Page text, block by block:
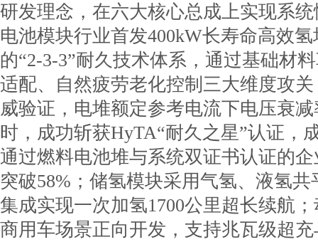
研发理念，在六大核心总成上实现系
电池模块行业首发400kW长寿命高效
的“2-3-3”耐久技术体系，通过基础材
适配、自然疲劳老化控制三大维度攻
威验证，电堆额定参考电流下电压衰
时，成功斩获HyTA“耐久之星”认证，
通过燃料电池堆与系统双证书认证的
突破58%；储氢模块采用气氢、液氢
集成实现一次加氢1700公里超长续航
商用车场景正向开发，支持兆瓦级超